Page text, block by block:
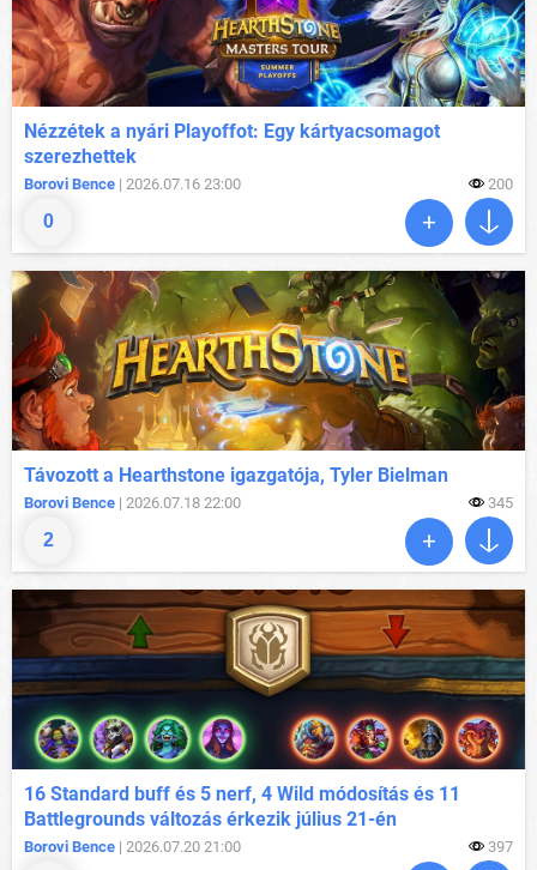
0
Nézzétek a nyári Playoffot: Egy kártyacsomagot
szerezhettek
Borovi Bence | 2026.07.16 23:00 200
2
Távozott a Hearthstone igazgatója, Tyler Bielman
Borovi Bence | 2026.07.18 22:00 345
16 Standard buff és 5 nerf, 4 Wild módosítás és 11
Battlegrounds változás érkezik július 21-én
Borovi Bence | 2026.07.20 21:00 397